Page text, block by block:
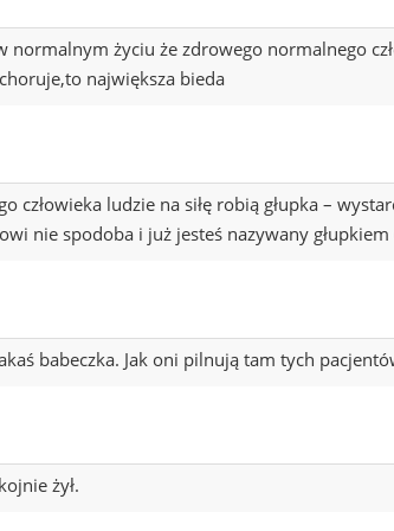
normalnym życiu że zdrowego normalnego
największa bieda
człowieka ludzie na siłę robią głupka –
nie spodoba i już jesteś nazywany
babeczka. Jak oni pilnują tam tych
żył.